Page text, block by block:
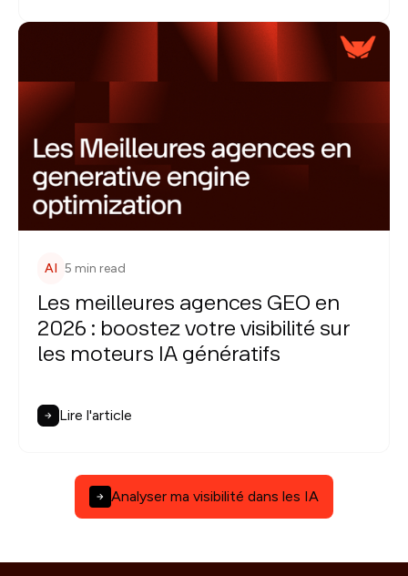
AI 5 min read
Les meilleures agences GEO en
2026 : boostez votre visibilité sur
les moteurs IA génératifs
Lire l'article
Analyser ma visibilité dans les IA